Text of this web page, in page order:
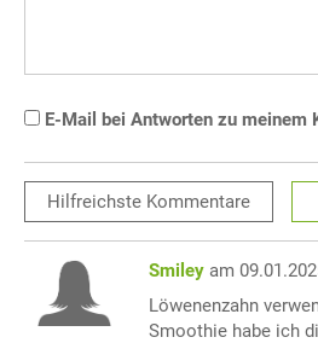
E-Mail bei Antworten zu meinem
Hilfreichste Kommentare
Smiley am
Löwenenzahn
Smoothie habe ich